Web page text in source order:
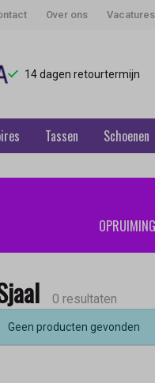
Over ons Vacatures
14 dagen retourtermijn
Tassen Schoenen
0 resultaten
Geen producten gevonden